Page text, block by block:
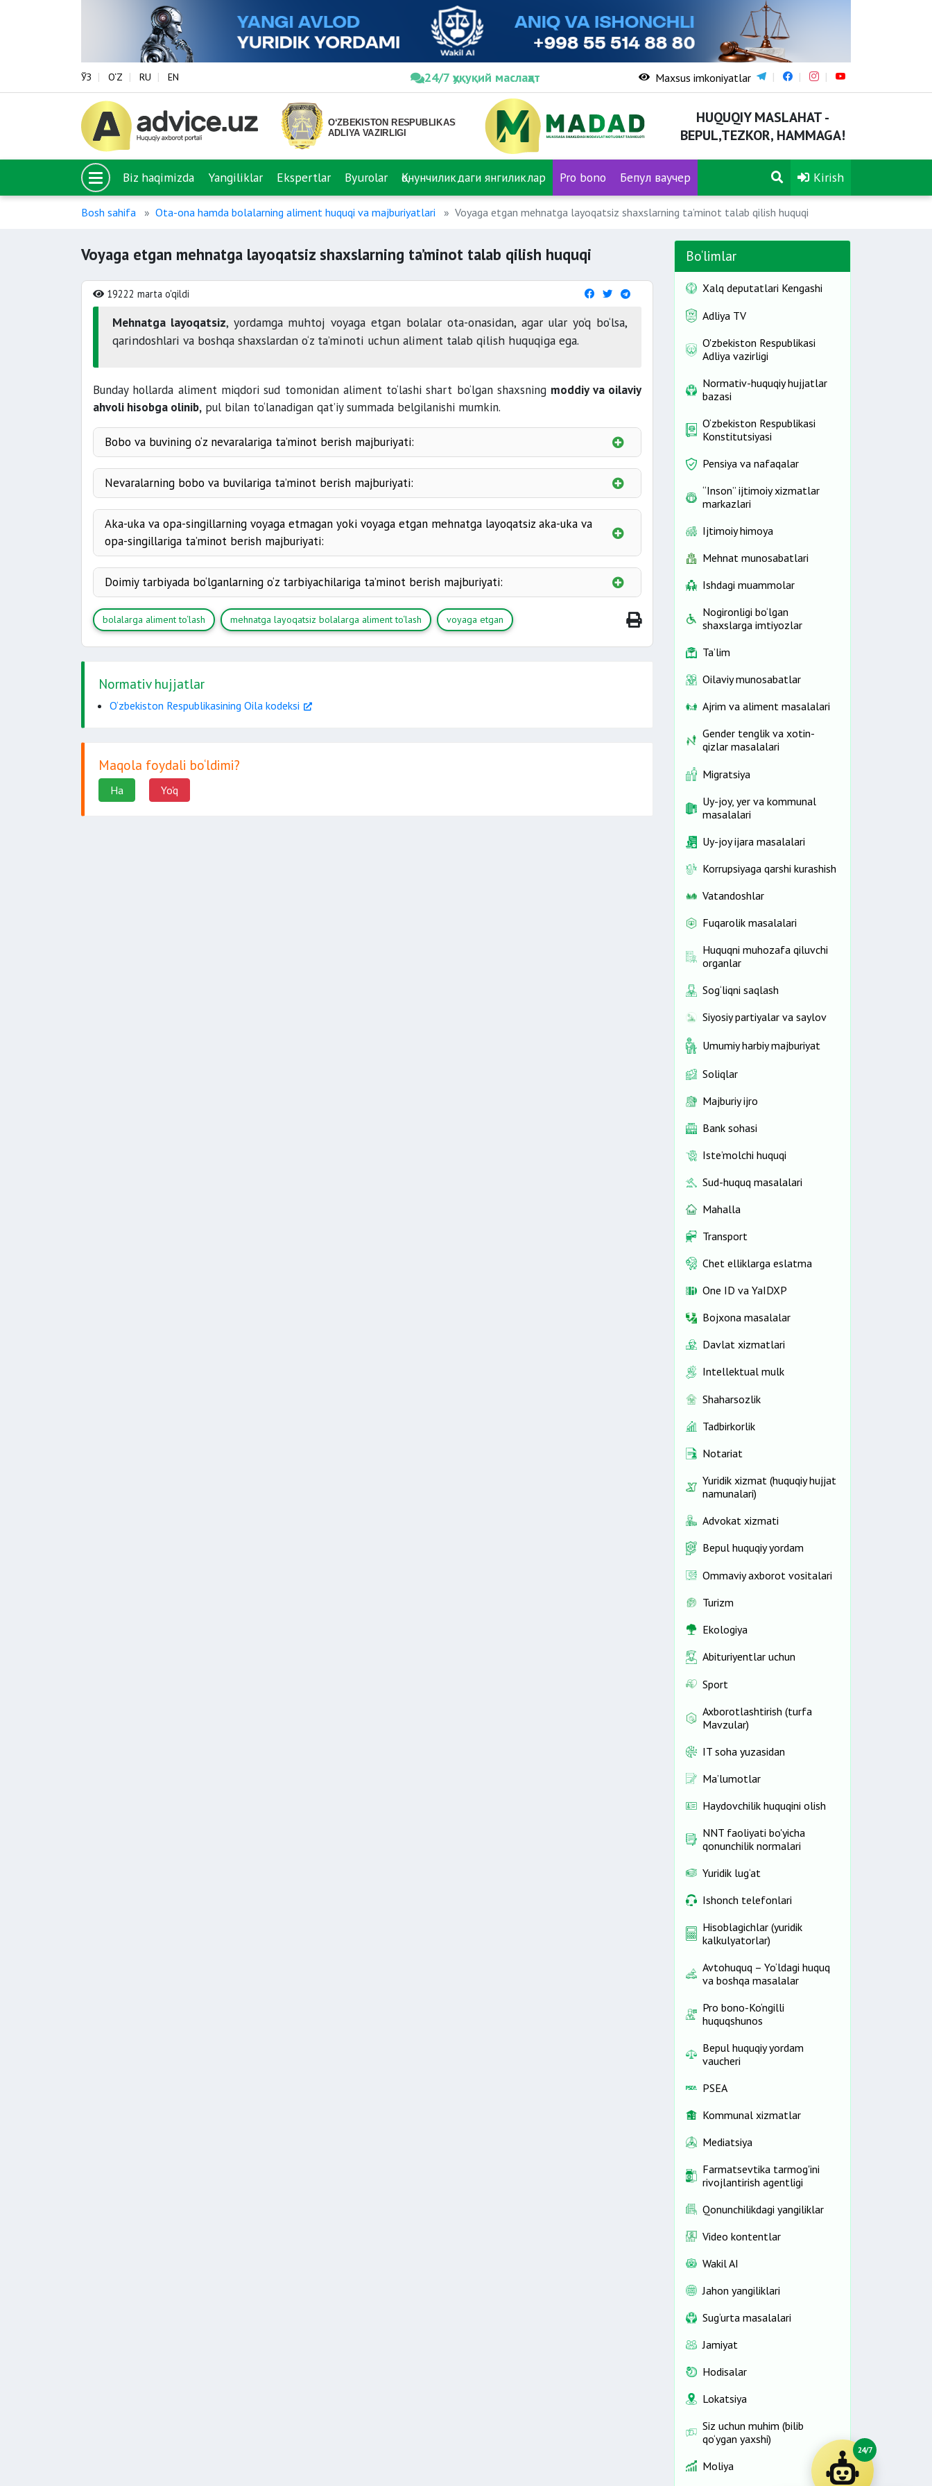
ЎЗ O‘Z RU EN 24/7 ҳуқуқий маслаҳат Maxsus imkoniyatlar
HUQUQIY MASLAHAT -
BEPUL,TEZKOR, HAMMAGA!
Biz haqimizda Yangiliklar Ekspertlar Byurolar Қонунчиликдаги янгиликлар Pro bono Бепул ваучер Kirish
Bosh sahifa Ota-ona hamda bolalarning aliment huquqi va majburiyatlari Voyaga etgan mehnatga layoqatsiz shaxslarning ta’minot talab qilish huquqi
Voyaga etgan mehnatga layoqatsiz shaxslarning ta’minot talab qilish huquqi
19222 marta o'qildi
Mehnatga layoqatsiz, yordamga muhtoj voyaga etgan bolalar ota-onasidan, agar ular yo‘q bo‘lsa,
qarindoshlari va boshqa shaxslardan o‘z ta’minoti uchun aliment talab qilish huquqiga ega.
Bunday hollarda aliment miqdori sud tomonidan aliment to‘lashi shart bo‘lgan shaxsning moddiy va oilaviy
ahvoli hisobga olinib, pul bilan to‘lanadigan qat’iy summada belgilanishi mumkin.
Bobo va buvining o‘z nevaralariga ta’minot berish majburiyati:
Nevaralarning bobo va buvilariga ta’minot berish majburiyati:
Aka-uka va opa-singillarning voyaga etmagan yoki voyaga etgan mehnatga layoqatsiz aka-uka va
opa-singillariga ta’minot berish majburiyati:
Doimiy tarbiyada bo‘lganlarning o‘z tarbiyachilariga ta’minot berish majburiyati:
bolalarga aliment to‘lash mehnatga layoqatsiz bolalarga aliment to‘lash voyaga etgan
Normativ hujjatlar
O‘zbekiston Respublikasining Oila kodeksi
Maqola foydali bo‘ldimi?
Ha Yo'q
Bo‘limlar
Xalq deputatlari Kengashi
Adliya TV
O'zbekiston Respublikasi
Adliya vazirligi
Normativ-huquqiy hujjatlar
bazasi
O‘zbekiston Respublikasi
Konstitutsiyasi
Pensiya va nafaqalar
“Inson” ijtimoiy xizmatlar
markazlari
Ijtimoiy himoya
Mehnat munosabatlari
Ishdagi muammolar
Nogironligi bo‘lgan
shaxslarga imtiyozlar
Ta’lim
Oilaviy munosabatlar
Ajrim va aliment masalalari
Gender tenglik va xotin-
qizlar masalalari
Migratsiya
Uy-joy, yer va kommunal
masalalari
Uy-joy ijara masalalari
Korrupsiyaga qarshi kurashish
Vatandoshlar
Fuqarolik masalalari
Huquqni muhozafa qiluvchi
organlar
Sog‘liqni saqlash
Siyosiy partiyalar va saylov
Umumiy harbiy majburiyat
Soliqlar
Majburiy ijro
Bank sohasi
Iste’molchi huquqi
Sud-huquq masalalari
Mahalla
Transport
Chet elliklarga eslatma
One ID vа YaIDXP
Bojxona masalalar
Davlat xizmatlari
Intellektual mulk
Shaharsozlik
Tadbirkorlik
Notariat
Yuridik xizmat (huquqiy hujjat
namunalari)
Advokat xizmati
Bepul huquqiy yordam
Ommaviy axborot vositalari
Turizm
Ekologiya
Abituriyentlar uchun
Sport
Axborotlashtirish (turfa
Mavzular)
IT soha yuzasidan
Ma’lumotlar
Haydovchilik huquqini olish
NNT faoliyati bo'yicha
qonunchilik normalari
Yuridik lug‘at
Ishonch telefonlari
Hisoblagichlar (yuridik
kalkulyatorlar)
Avtohuquq – Yo‘ldagi huquq
va boshqa masalalar
Pro bono-Ko‘ngilli
huquqshunos
Bepul huquqiy yordam
vaucheri
PSEA
Kommunal xizmatlar
Mediatsiya
Farmatsevtika tarmog'ini
rivojlantirish agentligi
Qonunchilikdagi yangiliklar
Video kontentlar
Wakil AI
Jahon yangiliklari
Sug‘urta masalalari
Jamiyat
Hodisalar
Lokatsiya
Siz uchun muhim (bilib
qo‘ygan yaxshi)
Moliya
24/7